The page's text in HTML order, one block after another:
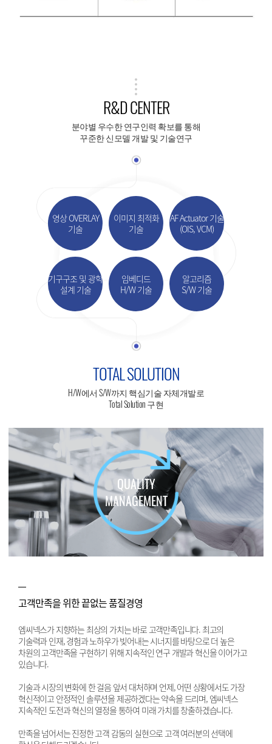
R&D CENTER
분야별 우수한 연구인력 확보를 통해
꾸준한 신모델 개발 및 기술연구
영상 OVERLAY
기술
이미지 최적화
기술
AF Actuator 기술
(OIS, VCM)
기구구조 및 광학
설계 기술
임베디드
H/W 기술
알고리즘
S/W 기술
TOTAL SOLUTION
H/W에서 S/W까지 핵심기술 자체개발로
Total Solution 구현
QUALITY
MANAGEMENT
고객만족을 위한 끝없는 품질경영
엠씨넥스가 지향하는 최상의 가치는 바로 고객만족입니다. 최고의
기술력과 인재, 경험과 노하우가 빚어내는 시너지를 바탕으로 더 높은
차원의 고객만족을 구현하기 위해 지속적인 연구 개발과 혁신을 이어가고
있습니다.
기술과 시장의 변화에 한 걸음 앞서 대처하며 언제, 어떤 상황에서도 가장
혁신적이고 안정적인 솔루션을 제공하겠다는 약속을 드리며, 엠씨넥스
지속적인 도전과 혁신의 열정을 통하여 미래 가치를 창출하겠습니다.
만족을 넘어서는 진정한 고객 감동의 실현으로 고객 여러분의 선택에